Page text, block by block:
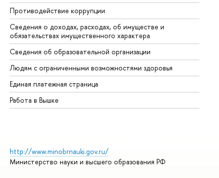
Противодействие коррупции
Сведения о доходах, расходах, об имуществе и
обязательствах имущественного характера
Сведения об образовательной организации
Людям с ограниченными возможностями здоровья
Единая платежная страница
Работа в Вышке
http://www.minobrnauki.gov.ru/
Министерство науки и высшего образования РФ